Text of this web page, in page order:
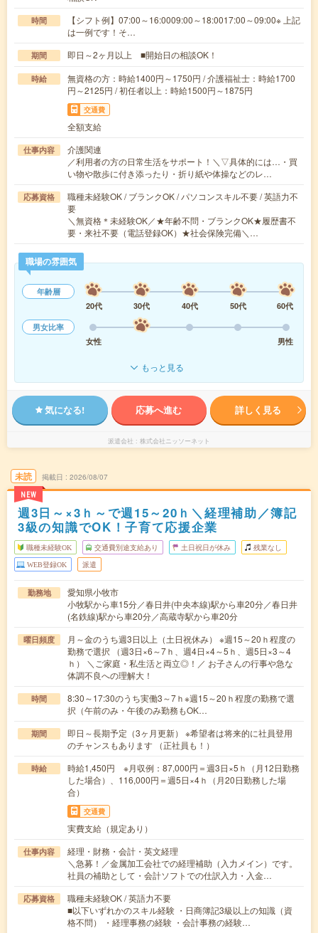
時間
【シフト例】07:00～16:0009:00～18:0017:00～09:00※ 上記
は一例です！そ…
期間 即日～2ヶ月以上 ■開始日の相談OK！
時給
無資格の方：時給1400円～1750円 / 介護福祉士：時給1700
円～2125円 / 初任者以上：時給1500円～1875円
交通費
全額支給
仕事内容
介護関連
／利用者の方の日常生活をサポート！＼▽具体的には…・買
い物や散歩に付き添ったり・折り紙や体操などのレ…
応募資格
職種未経験OK / ブランクOK / パソコンスキル不要 / 英語力不
要
＼無資格＊未経験OK／★年齢不問・ブランクOK★履歴書不
要・来社不要（電話登録OK）★社会保険完備＼…
職場の雰囲気
年齢層
20代
30代 40代 50代
60代
男女比率
女性
男性
もっと見る
気になる! 応募へ進む 詳しく見る
派遣会社 株式会社ニッソーネット
未読
NEW
掲載日 2026/08/07
週3日～×3ｈ～で週15～20ｈ＼経理補助／簿記
3級の知識でOK！子育て応援企業
職種未経験OK 交通費別途支給あり 土日祝日が休み 残業なし
WEB登録OK 派遣
勤務地
愛知県小牧市
小牧駅から車15分／春日井(中央本線)駅から車20分／春日井
(名鉄線)駅から車20分／高蔵寺駅から車20分
曜日頻度
月～金のうち週3日以上（土日祝休み） ※週15～20ｈ程度の
勤務で選択 （週3日×6～7ｈ、週4日×4～5ｈ、週5日×3～4
ｈ） ＼ご家庭・私生活と両立◎！／ お子さんの行事や急な
体調不良への理解大！
時間
8:30～17:30のうち実働3～7ｈ※週15～20ｈ程度の勤務で選
択（午前のみ・午後のみ勤務もOK…
期間
即日～長期予定（3ヶ月更新） ※希望者は将来的に社員登用
のチャンスもあります （正社員も！）
時給
時給1,450円 ※月収例：87,000円＝週3日×5ｈ（月12日勤務
した場合）、116,000円＝週5日×4ｈ（月20日勤務した場
合）
交通費
実費支給（規定あり）
仕事内容
経理・財務・会計・英文経理
＼急募！／金属加工会社での経理補助（入力メイン）です。
社員の補助として・会計ソフトでの仕訳入力・入金…
応募資格
職種未経験OK / 英語力不要
■以下いずれかのスキル経験 ・日商簿記3級以上の知識（資
格不問） ・経理事務の経験 ・会計事務の経験…